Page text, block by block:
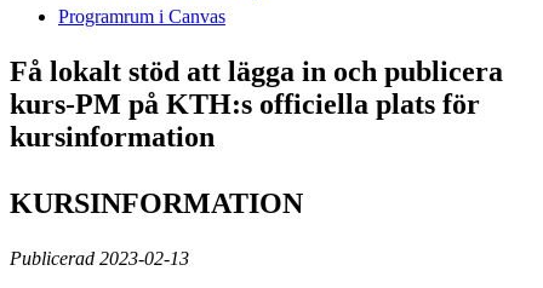
Programrum i Canvas
Få lokalt stöd att lägga in och publicera
kurs-PM på KTH:s officiella plats för
kursinformation
KURSINFORMATION
Publicerad 2023-02-13